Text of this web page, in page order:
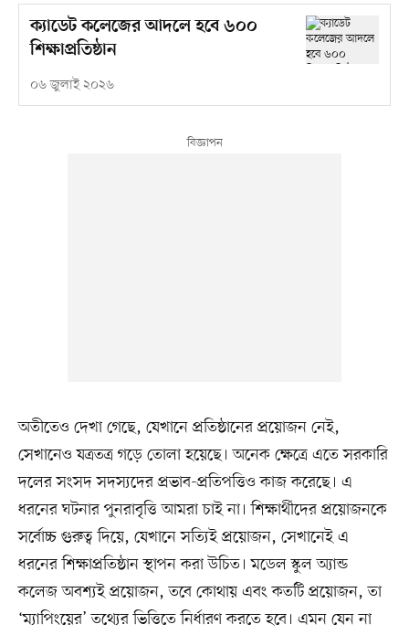
ক্যাডেট কলেজের আদলে হবে ৬০০
শিক্ষাপ্রতিষ্ঠান
০৬ জুলাই ২০২৬
অতীতেও দেখা গেছে, যেখানে প্রতিষ্ঠানের প্রয়োজন নেই,
সেখানেও যত্রতত্র গড়ে তোলা হয়েছে। অনেক ক্ষেত্রে এতে সরকারি
দলের সংসদ সদস্যদের প্রভাব-প্রতিপত্তিও কাজ করেছে। এ
ধরনের ঘটনার পুনরাবৃত্তি আমরা চাই না। শিক্ষার্থীদের প্রয়োজনকে
সর্বোচ্চ গুরুত্ব দিয়ে, যেখানে সত্যিই প্রয়োজন, সেখানেই এ
ধরনের শিক্ষাপ্রতিষ্ঠান স্থাপন করা উচিত। মডেল স্কুল অ্যান্ড
কলেজ অবশ্যই প্রয়োজন, তবে কোথায় এবং কতটি প্রয়োজন, তা
‘ম্যাপিংয়ের’ তথ্যের ভিত্তিতে নির্ধারণ করতে হবে। এমন যেন না